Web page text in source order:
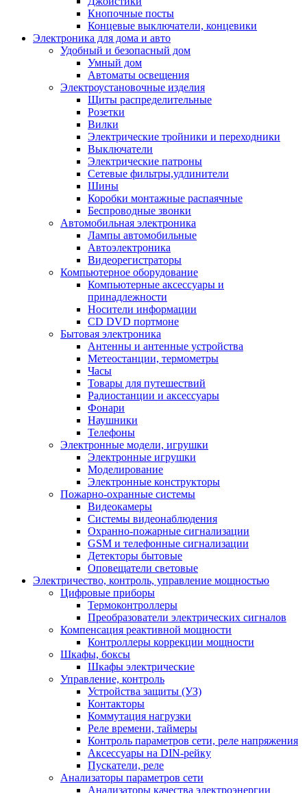
Кнопочные посты
Концевые выключатели, концевики
Электроника для дома и авто
Удобный и безопасный дом
Умный дом
Автоматы освещения
Электроустановочные изделия
Щиты распределительные
Розетки
Вилки
Электрические тройники и переходники
Выключатели
Электрические патроны
Сетевые фильтры,удлинители
Шины
Коробки монтажные распаячные
Беспроводные звонки
Автомобильная электроника
Лампы автомобильные
Автоэлектроника
Видеорегистраторы
Компьютерное оборудование
Компьютерные аксессуары и
принадлежности
Носители информации
CD DVD портмоне
Бытовая электроника
Антенны и антенные устройства
Метеостанции, термометры
Часы
Товары для путешествий
Радиостанции и аксессуары
Фонари
Наушники
Телефоны
Электронные модели, игрушки
Электронные игрушки
Моделирование
Электронные конструкторы
Пожарно-охранные системы
Видеокамеры
Системы видеонаблюдения
Охранно-пожарные сигнализации
GSM и телефонные сигнализации
Детекторы бытовые
Оповещатели световые
Электричество, контроль, управление мощностью
Цифровые приборы
Термоконтроллеры
Преобразователи электрических сигналов
Компенсация реактивной мощности
Контроллеры коррекции мощности
Шкафы, боксы
Шкафы электрические
Управление, контроль
Устройства защиты (УЗ)
Контакторы
Коммутация нагрузки
Реле времени, таймеры
Контроль параметров сети, реле напряжения
Аксессуары на DIN-рейку
Пускатели, реле
Анализаторы параметров сети
Анализаторы качества электроэнергии